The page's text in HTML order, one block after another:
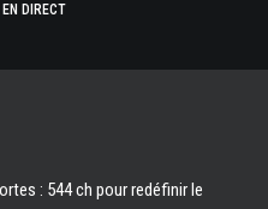
DIRECT
: 544 ch pour redéfinir le